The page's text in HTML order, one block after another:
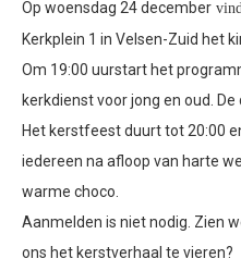
Op woensdag 24 december
Kerkplein 1 in Velsen-Zuid het
Om 19:00 uurstart het
kerkdienst voor jong en oud.
Het kerstfeest duurt tot 20:00
iedereen na afloop van harte
warme choco.
Aanmelden is niet nodig. Zien
ons het kerstverhaal te vieren?